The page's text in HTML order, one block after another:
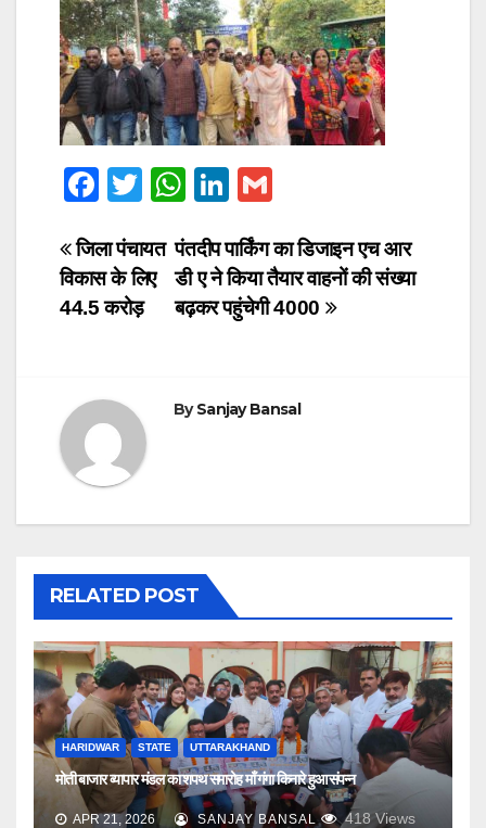
F
c
e
b
o
k
T
tt
er
W
at
s
A
Li
k
e
dI
ail
Post
navigation
पंतदीप पार्किंग का डिजाइन एच आर
डी ए ने किया तैयार वाहनों की संख्या
बढ़कर पहुंचेगी 4000
जिला पंचायत
विकास के लिए
44.5 करोड़
BySanjay Bansal
RELATED POST
HARIDWAR STATE UTTARAKHAND
मोती बाजार व्यापार मंडल का शपथ समारोह माँ गंगा किनारे हुआ संपन्न
APR 21, 2026 SANJAY BANSAL 418Views